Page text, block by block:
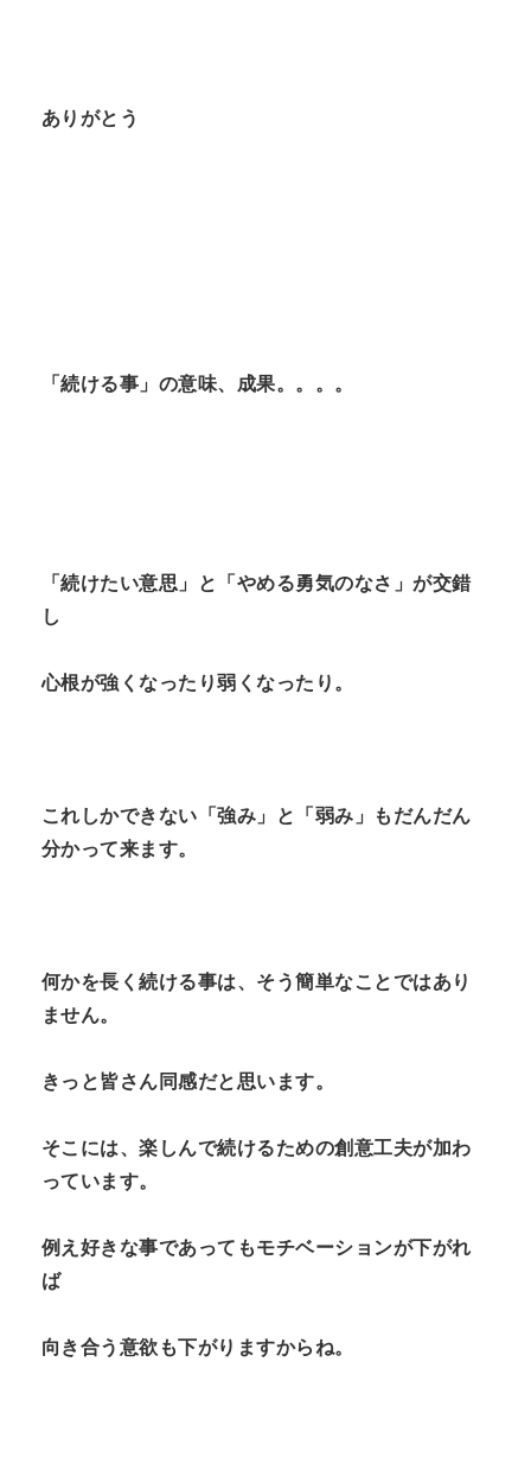
ありがとう
「続ける事」の意味、成果。。。。
「続けたい意思」と「やめる勇気のなさ」が交錯
し
心根が強くなったり弱くなったり。
これしかできない「強み」と「弱み」もだんだん
分かって来ます。
何かを長く続ける事は、そう簡単なことではあり
ません。
きっと皆さん同感だと思います。
そこには、楽しんで続けるための創意工夫が加わ
っています。
例え好きな事であってもモチベーションが下がれ
ば
向き合う意欲も下がりますからね。